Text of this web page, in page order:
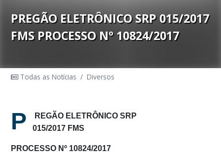
PREGÃO ELETRÔNICO SRP 015/2017
FMS PROCESSO Nº 10824/2017
Todas as Notícias / Diversos
P
REGÃO ELETRÔNICO SRP
015/2017 FMS
PROCESSO Nº 10824/2017